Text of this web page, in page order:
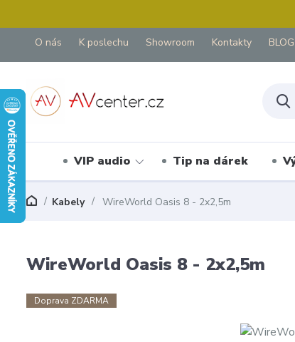
O nás K poslechu Showroom Kontakty BLOG
VIP audio Tip na dárek
Kabely WireWorld Oasis 8 - 2x2,5m
WireWorld Oasis 8 - 2x2,5m
Doprava ZDARMA